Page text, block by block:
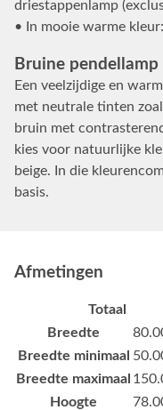
driestappenlamp
• In mooie warme
Bruine pendellamp
Een veelzijdige en
met neutrale tinten
bruin met
kies voor natuurlijke
beige. In die
basis.
Afmetingen
Totaal
Breedte
Breedte minimaal
Breedte maximaal
Hoogte